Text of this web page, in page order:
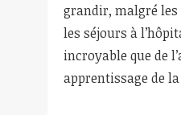
grandir, malgré
les séjours à
incroyable que de
apprentissage de la